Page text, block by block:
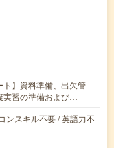
ト】資料準備、出欠管
実習の準備および…
ンスキル不要 / 英語力不